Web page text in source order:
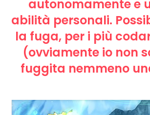
autonomamente e
abilità personali.
la fuga, per i più
(ovviamente io non
fuggita nemmeno